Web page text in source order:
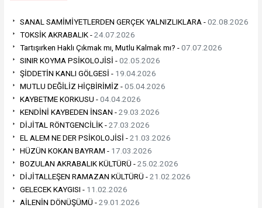
SANAL SAMİMİYETLERDEN GERÇEK YALNIZLIKLARA -02.08.2026
TOKSİK AKRABALIK -24.07.2026
Tartışırken Haklı Çıkmak mı, Mutlu Kalmak mı? -07.07.2026
SINIR KOYMA PSİKOLOJİSİ -02.05.2026
ŞİDDETİN KANLI GÖLGESİ - 19.04.2026
MUTLU DEĞİLİZ HİÇBİRİMİZ -05.04.2026
KAYBETME KORKUSU -04.04.2026
KENDİNİ KAYBEDEN İNSAN -29.03.2026
DİJİTAL RÖNTGENCİLİK -27.03.2026
EL ALEM NE DER PSİKOLOJİSİ -21.03.2026
HÜZÜN KOKAN BAYRAM - 17.03.2026
BOZULAN AKRABALIK KÜLTÜRÜ -25.02.2026
DİJİTALLEŞEN RAMAZAN KÜLTÜRÜ -21.02.2026
GELECEK KAYGISI - 11.02.2026
AİLENİN DÖNÜŞÜMÜ -29.01.2026